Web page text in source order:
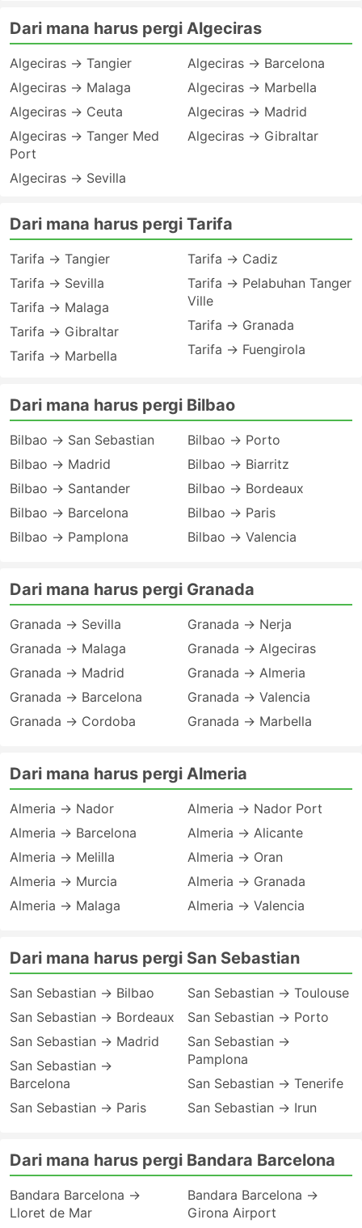
Dari mana harus pergi Algeciras
Algeciras → Tangier
Algeciras → Malaga
Algeciras → Ceuta
Algeciras → Tanger Med
Port
Algeciras → Sevilla
Algeciras → Barcelona
Algeciras → Marbella
Algeciras → Madrid
Algeciras → Gibraltar
Dari mana harus pergi Tarifa
Tarifa → Tangier
Tarifa → Sevilla
Tarifa → Malaga
Tarifa → Gibraltar
Tarifa → Marbella
Tarifa → Cadiz
Tarifa → Pelabuhan Tanger
Ville
Tarifa → Granada
Tarifa → Fuengirola
Dari mana harus pergi Bilbao
Bilbao → San Sebastian
Bilbao → Madrid
Bilbao → Santander
Bilbao → Barcelona
Bilbao → Pamplona
Bilbao → Porto
Bilbao → Biarritz
Bilbao → Bordeaux
Bilbao → Paris
Bilbao → Valencia
Dari mana harus pergi Granada
Granada → Sevilla
Granada → Malaga
Granada → Madrid
Granada → Barcelona
Granada → Cordoba
Granada → Nerja
Granada → Algeciras
Granada → Almeria
Granada → Valencia
Granada → Marbella
Dari mana harus pergi Almeria
Almeria → Nador
Almeria → Barcelona
Almeria → Melilla
Almeria → Murcia
Almeria → Malaga
Almeria → Nador Port
Almeria → Alicante
Almeria → Oran
Almeria → Granada
Almeria → Valencia
Dari mana harus pergi San Sebastian
San Sebastian → Bilbao
San Sebastian → Bordeaux
San Sebastian → Madrid
San Sebastian →
Barcelona
San Sebastian → Paris
San Sebastian → Toulouse
San Sebastian → Porto
San Sebastian →
Pamplona
San Sebastian → Tenerife
San Sebastian → Irun
Dari mana harus pergi Bandara Barcelona
Bandara Barcelona →
Lloret de Mar
Bandara Barcelona →
Girona Airport